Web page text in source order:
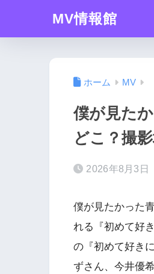
MV情報館
ホーム MV
僕が見た
どこ？撮
2026年8月3日
僕が見たかった
れる『初めて好
の『初めて好き
ずさん、今井優